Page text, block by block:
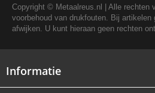
Copyright © Metaalreus.nl
| Alle rechten
voorbehoud van drukfouten. Bij
afwijken. U kunt hieraan geen rechten
Informatie